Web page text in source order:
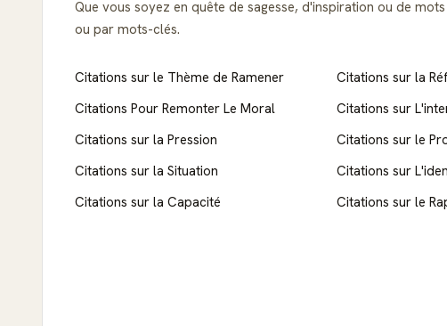
Que vous soyez en quête de sagesse, d'inspiration ou de
ou par mots-clés.
Citations sur le Thème de Ramener Citations sur la
Citations Pour Remonter Le Moral
Citations sur
Citations sur la Pression
Citations sur le
Citations sur la Situation
Citations sur
Citations sur la Capacité
Citations sur le